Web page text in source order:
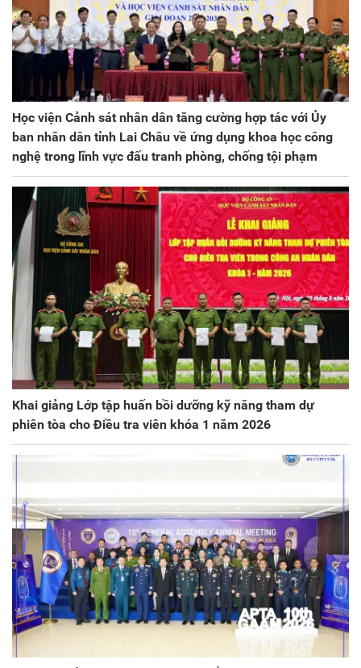
Học viện Cảnh sát nhân dân tăng cường hợp tác với Ủy
ban nhân dân tỉnh Lai Châu về ứng dụng khoa học công
nghệ trong lĩnh vực đấu tranh phòng, chống tội phạm
Khai giảng Lớp tập huấn bồi dưỡng kỹ năng tham dự
phiên tòa cho Điều tra viên khóa 1 năm 2026